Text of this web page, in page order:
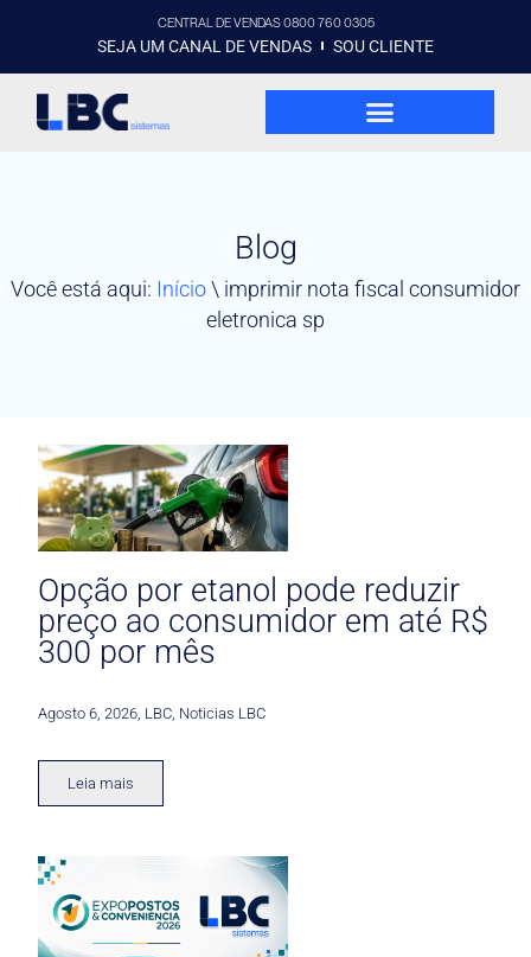
CENTRAL DE VENDAS 0800 760 0305
SEJA UM CANAL DE VENDAS SOU CLIENTE
Blog
Você está aqui: Início\ imprimir nota fiscal consumidor
eletronica sp
Opção por etanol pode reduzir
preço ao consumidor em até R$
300 por mês
Agosto 6, 2026 LBC Noticias LBC
Leia mais